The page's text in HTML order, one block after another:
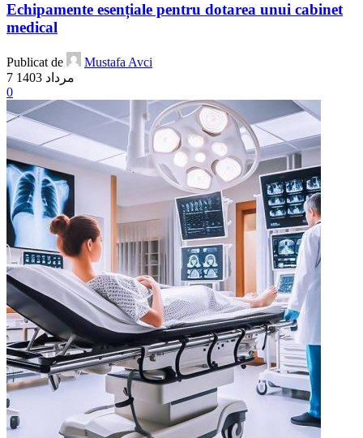
Echipamente esențiale pentru dotarea unui cabinet
medical
Publicat de
Mustafa Avci
7 مرداد 1403
0